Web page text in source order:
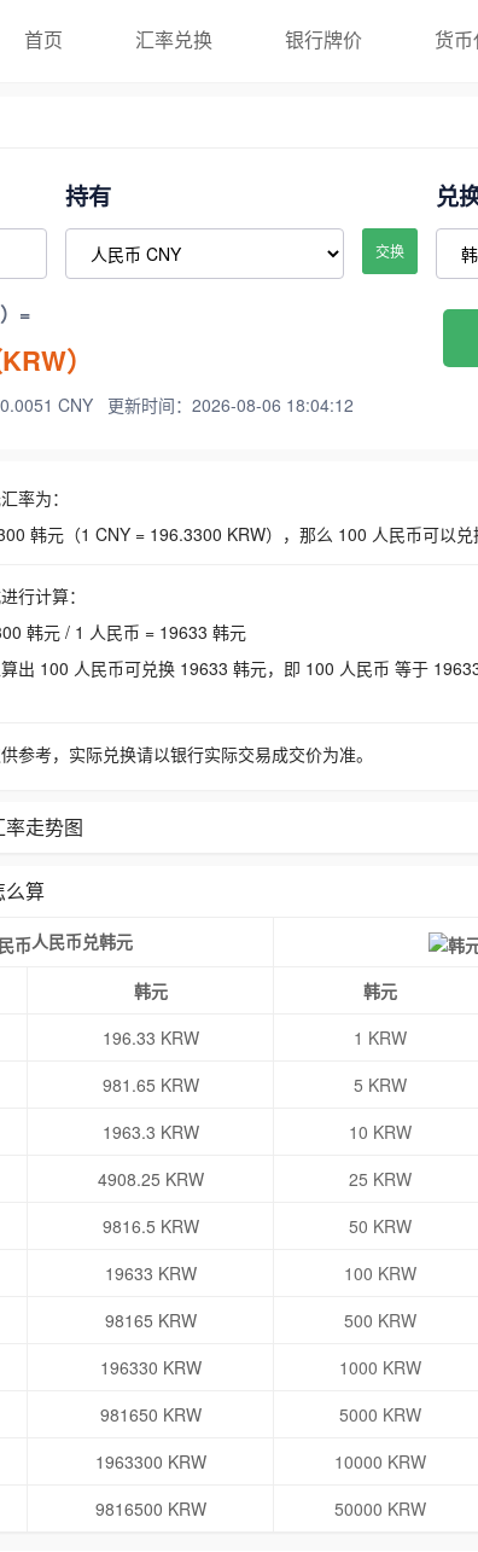
首页 汇率兑换 银行牌价 货
持有
交换
兑
=
）
CNY 更新时间：2026-08-06 18:04:12
率为：
韩元（1 CNY = 196.3300 KRW），那么 100 人民币可以兑
行计算：
韩元 / 1 人民币 = 19633 韩元
出 100 人民币可兑换 19633 韩元，即 100 人民币 等于
参考，实际兑换请以银行实际交易成交价为准。
走势图
么算
人民币兑韩元
韩元 韩元
196.33 KRW 1 KRW
981.65 KRW 5 KRW
1963.3 KRW 10 KRW
4908.25 KRW 25 KRW
9816.5 KRW 50 KRW
19633 KRW 100 KRW
98165 KRW 500 KRW
196330 KRW 1000 KRW
981650 KRW 5000 KRW
1963300 KRW 10000 KRW
9816500 KRW 50000 KRW